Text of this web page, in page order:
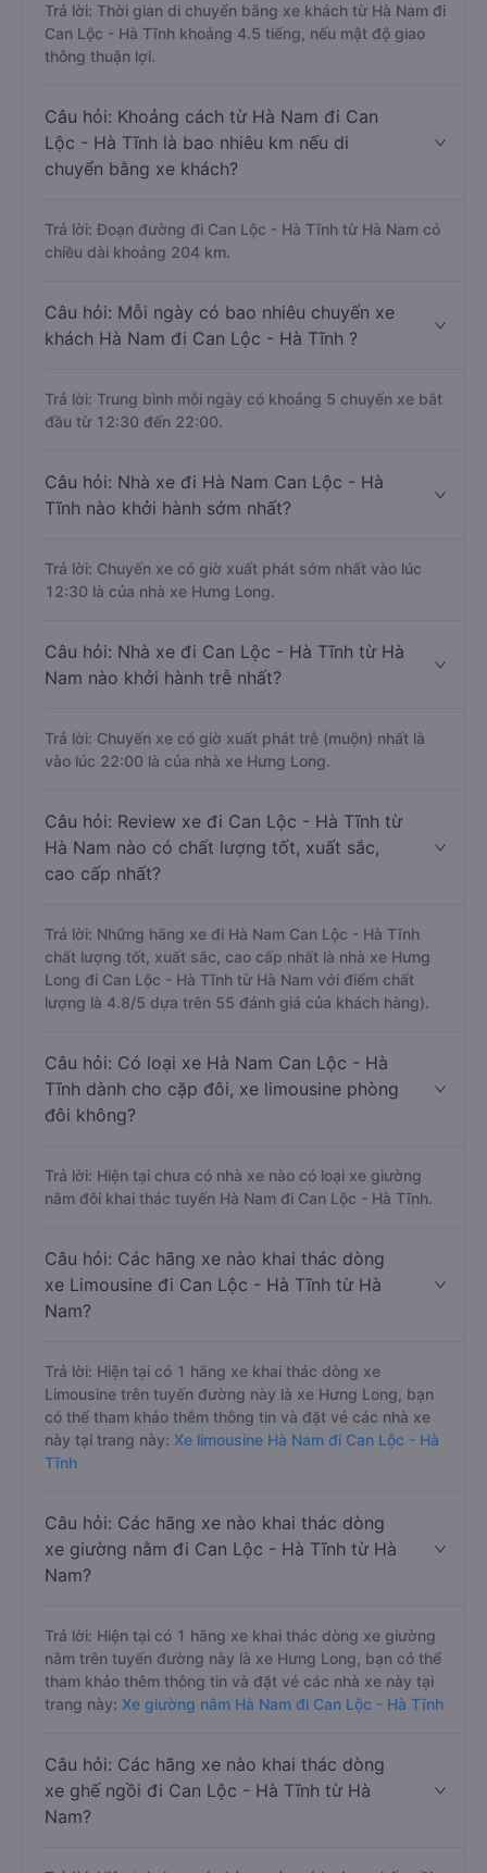
Trả lời: Thời gian di chuyển bằng xe khách từ Hà Nam đi
Can Lộc - Hà Tĩnh khoảng 4.5 tiếng, nếu mật độ giao
thông thuận lợi.
Câu hỏi: Khoảng cách từ Hà Nam đi Can
Lộc - Hà Tĩnh là bao nhiêu km nếu di
chuyển bằng xe khách?
Trả lời: Đoạn đường đi Can Lộc - Hà Tĩnh từ Hà Nam có
chiều dài khoảng 204 km.
Câu hỏi: Mỗi ngày có bao nhiêu chuyến xe
khách Hà Nam đi Can Lộc - Hà Tĩnh ?
Trả lời: Trung bình mỗi ngày có khoảng 5 chuyến xe bắt
đầu từ 12:30 đến 22:00.
Câu hỏi: Nhà xe đi Hà Nam Can Lộc - Hà
Tĩnh nào khởi hành sớm nhất?
Trả lời: Chuyến xe có giờ xuất phát sớm nhất vào lúc
12:30 là của nhà xe Hưng Long.
Câu hỏi: Nhà xe đi Can Lộc - Hà Tĩnh từ Hà
Nam nào khởi hành trễ nhất?
Trả lời: Chuyến xe có giờ xuất phát trễ (muộn) nhất là
vào lúc 22:00 là của nhà xe Hưng Long.
Câu hỏi: Review xe đi Can Lộc - Hà Tĩnh từ
Hà Nam nào có chất lượng tốt, xuất sắc,
cao cấp nhất?
Trả lời: Những hãng xe đi Hà Nam Can Lộc - Hà Tĩnh
chất lượng tốt, xuất sắc, cao cấp nhất là nhà xe Hưng
Long đi Can Lộc - Hà Tĩnh từ Hà Nam với điểm chất
lượng là 4.8/5 dựa trên 55 đánh giá của khách hàng).
Câu hỏi: Có loại xe Hà Nam Can Lộc - Hà
Tĩnh dành cho cặp đôi, xe limousine phòng
đôi không?
Trả lời: Hiện tại chưa có nhà xe nào có loại xe giường
nằm đôi khai thác tuyến Hà Nam đi Can Lộc - Hà Tĩnh.
Câu hỏi: Các hãng xe nào khai thác dòng
xe Limousine đi Can Lộc - Hà Tĩnh từ Hà
Nam?
Trả lời: Hiện tại có 1 hãng xe khai thác dòng xe
Limousine trên tuyến đường này là xe Hưng Long, bạn
có thể tham khảo thêm thông tin và đặt vé các nhà xe
này tại trang này: Xe limousine Hà Nam đi Can Lộc - Hà
Tĩnh
Câu hỏi: Các hãng xe nào khai thác dòng
xe giường nằm đi Can Lộc - Hà Tĩnh từ Hà
Nam?
Trả lời: Hiện tại có 1 hãng xe khai thác dòng xe giường
nằm trên tuyến đường này là xe Hưng Long, bạn có thể
tham khảo thêm thông tin và đặt vé các nhà xe này tại
trang này: Xe giường nằm Hà Nam đi Can Lộc - Hà Tĩnh
Câu hỏi: Các hãng xe nào khai thác dòng
xe ghế ngồi đi Can Lộc - Hà Tĩnh từ Hà
Nam?